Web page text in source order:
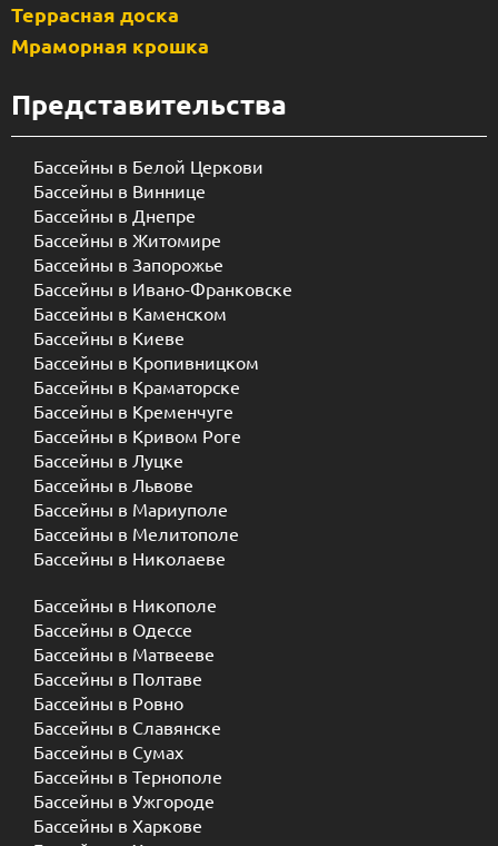
Террасная доска
Мраморная крошка
Представительства
Бассейны в Белой Церкови
Бассейны в Виннице
Бассейны в Днепре
Бассейны в Житомире
Бассейны в Запорожье
Бассейны в Ивано-Франковске
Бассейны в Каменском
Бассейны в Киеве
Бассейны в Кропивницком
Бассейны в Краматорске
Бассейны в Кременчуге
Бассейны в Кривом Роге
Бассейны в Луцке
Бассейны в Львове
Бассейны в Мариуполе
Бассейны в Мелитополе
Бассейны в Николаеве
Бассейны в Никополе
Бассейны в Одессе
Бассейны в Матвееве
Бассейны в Полтаве
Бассейны в Ровно
Бассейны в Славянске
Бассейны в Сумах
Бассейны в Тернополе
Бассейны в Ужгороде
Бассейны в Харкове